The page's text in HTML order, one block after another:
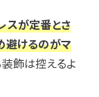
スが定番とさ
避けるのがマ
飾は控えるよ